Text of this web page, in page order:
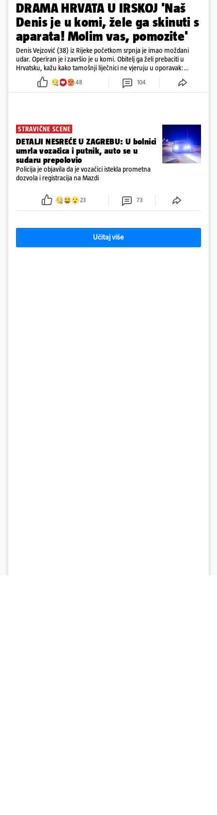
DRAMA HRVATA U IRSKOJ 'Naš
Denis je u komi, žele ga skinuti s
aparata! Molim vas, pomozite'
Denis Vejzović (38) iz Rijeke početkom srpnja je imao moždani
udar. Operiran je i završio je u komi. Obitelj ga želi prebaciti u
Hrvatsku, kažu kako tamošnji liječnici ne vjeruju u oporavak:
'Imamo 72 sata'
48 104
STRAVIČNE SCENE
DETALJI NESREĆE U ZAGREBU: U bolnici
umrla vozačica i putnik, auto se u
sudaru prepolovio
Policija je objavila da je vozačici istekla prometna
dozvola i registracija na Mazdi
23 73
Učitaj više